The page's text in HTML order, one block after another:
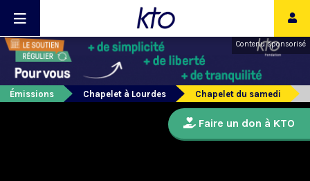
Contenu sponsorisé
Émissions Chapelet à Lourdes Chapelet du samedi
Faire un don à KTO